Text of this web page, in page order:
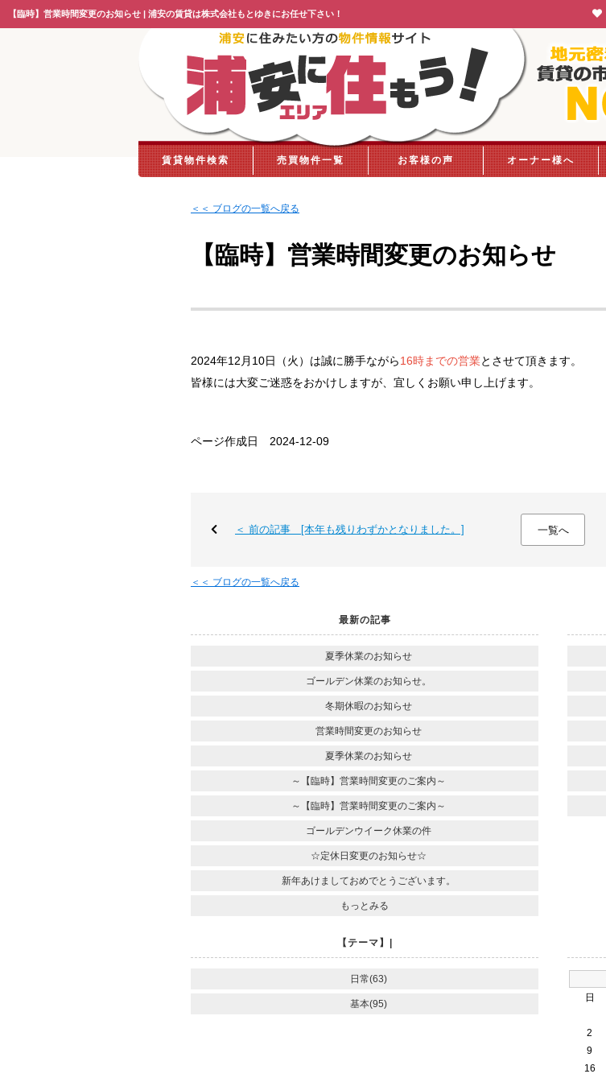
【臨時】営業時間変更のお知らせ | 浦安の賃貸は株式会社もとゆきにお任せ下さい！
賃貸物件検索 売買物件一覧 お客様の声 オーナー様へ
＜＜ ブログの一覧へ戻る
【臨時】営業時間変更のお知らせ
2024年12月10日（火）は誠に勝手ながら16時までの営業とさせて頂きます。
皆様には大変ご迷惑をおかけしますが、宜しくお願い申し上げます。
ページ作成日 2024-12-09
＜ 前の記事 [本年も残りわずかとなりました。] 一覧へ
＜＜ ブログの一覧へ戻る
最新の記事
夏季休業のお知らせ
ゴールデン休業のお知らせ。
冬期休暇のお知らせ
営業時間変更のお知らせ
夏季休業のお知らせ
～【臨時】営業時間変更のご案内～
～【臨時】営業時間変更のご案内～
ゴールデンウイーク休業の件
☆定休日変更のお知らせ☆
新年あけましておめでとうございます。
もっとみる
【テーマ】|
日常(63)
基本(95)
日
2
9
16